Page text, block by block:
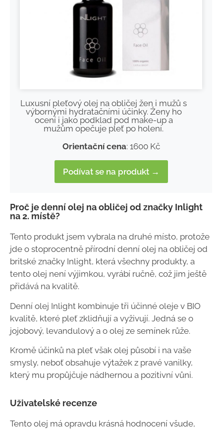
Luxusní pleťový olej na obličej žen i mužů s
výbornými hydratačními účinky. Ženy ho
ocení i jako podklad pod make-up a
mužům opečuje pleť po holení.
Orientační cena: 1600 Kč
Podívat se na produkt →
Proč je denní olej na obličej od značky Inlight
na 2. místě?
Tento produkt jsem vybrala na druhé místo, protože
jde o stoprocentně přírodní denní olej na obličej od
britské značky Inlight, která všechny produkty, a
tento olej není výjimkou, vyrábí ručně, což jim ještě
přidává na kvalitě.
Denní olej Inlight kombinuje tři účinné oleje v BIO
kvalitě, které pleť zklidňují a vyživují. Jedná se o
jojobový, levandulový a o olej ze semínek růže.
Kromě účinků na pleť však olej působí i na vaše
smysly, neboť obsahuje výtažek z pravé vanilky,
který mu propůjčuje nádhernou a pozitivní vůni.
Uživatelské recenze
Tento olej má opravdu krásná hodnocení všude,